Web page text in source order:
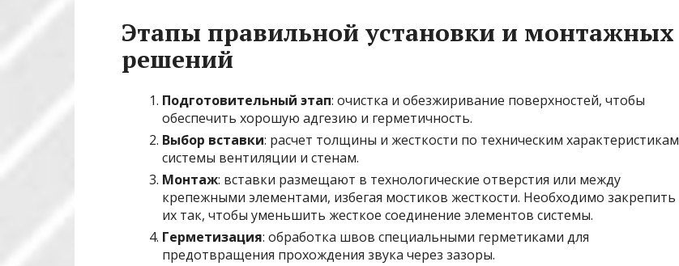
Этапы правильной установки и монтажных
решений
Подготовительный этап: очистка и обезжиривание поверхностей, чтобы
обеспечить хорошую адгезию и герметичность.
Выбор вставки: расчет толщины и жесткости по техническим характеристикам
системы вентиляции и стенам.
Монтаж: вставки размещают в технологические отверстия или между
крепежными элементами, избегая мостиков жесткости. Необходимо закрепить
их так, чтобы уменьшить жесткое соединение элементов системы.
Герметизация: обработка швов специальными герметиками для
предотвращения прохождения звука через зазоры.